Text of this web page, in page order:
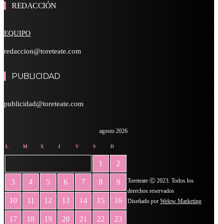
REDACCIÓN
EQUIPO
redaccion@toreteate.com
PUBLICIDAD
publicidad@toreteate.com
agosto 2026
L M X J V S D
1 2
3 4 5 6 7 8 9
10 11 12 13 14 15 16
17 18 19 20 21 22 23
Toreteate Ⓒ 2023. Todos los
derechos reservados
Diseñado por Welow Marketing